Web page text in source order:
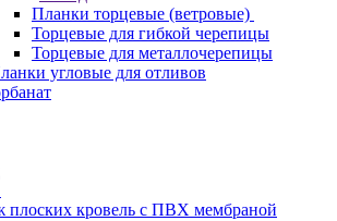
Планки торцевые (ветровые)
Торцевые для гибкой черепицы
Торцевые для металлочерепицы
угловые для отливов
плоских кровель с ПВХ мембраной